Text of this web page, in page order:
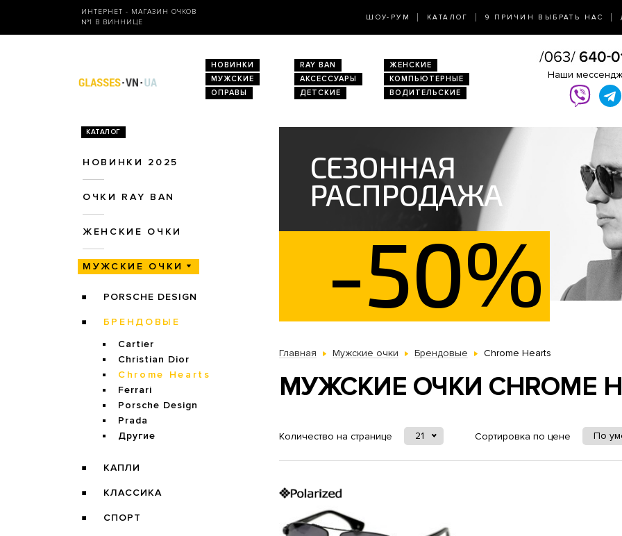
ИНТЕРНЕТ - МАГАЗИН ОЧКОВ
№1 В ВИННИЦЕ
ШОУ-РУМ КАТАЛОГ 9 ПРИЧИН ВЫБРАТЬ НАС
НОВИНКИ RAY BAN
ЖЕНСКИЕ
МУЖСКИЕ
АКСЕССУАРЫ
КОМПЬЮТЕРНЫЕ
ОПРАВЫ
ДЕТСКИЕ ВОДИТЕЛЬСКИЕ
Наши
КАТАЛОГ
НОВИНКИ 2025
ОЧКИ RAY BAN
ЖЕНСКИЕ ОЧКИ
МУЖСКИЕ ОЧКИ
PORSCHE DESIGN
БРЕНДОВЫЕ
Cartier
Christian Dior
Chrome Hearts
Ferrari
Porsche Design
Prada
Другие
КАПЛИ
КЛАССИКА
СПОРТ
СЕЗОННАЯ
РАСПРОДАЖА
-50%
Главная Мужские очки Брендовые Chrome Hearts
МУЖСКИЕ ОЧКИ CHROME
Количество на странице 21 Сортировка по цене По